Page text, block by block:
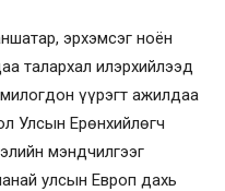
эрхэмсэг ноён
талархал илэрхийлээд
үүрэгт ажилдаа
Улсын Ерөнхийлөгч
мэндчилгээг
улсын Европ дахь